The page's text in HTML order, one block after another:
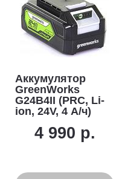
Аккумулятор
GreenWorks
G24B4II (PRC, Li-
ion, 24V, 4 А/ч)
4 990 р.